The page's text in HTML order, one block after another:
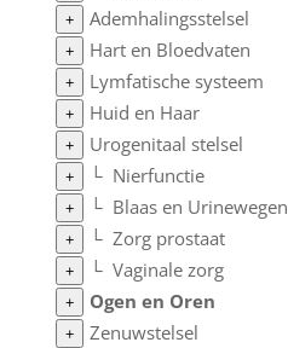
+ Ademhalingsstelsel
+ Hart en Bloedvaten
+ Lymfatische systeem
+ Huid en Haar
+ Urogenitaal stelsel
+ └ Nierfunctie
+ └ Blaas en Urinewegen
+ └ Zorg prostaat
+ └ Vaginale zorg
+ Ogen en Oren
+ Zenuwstelsel